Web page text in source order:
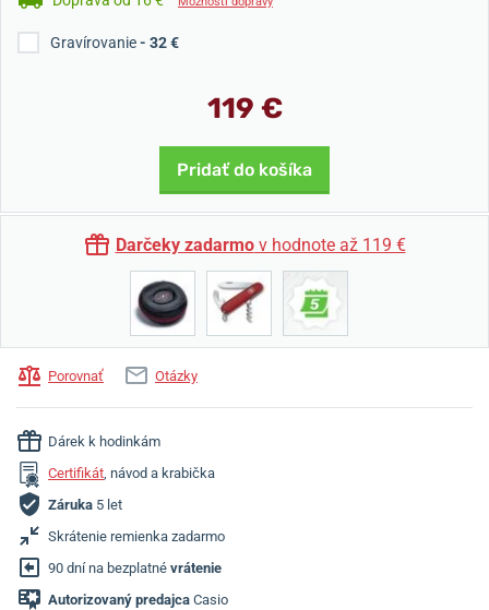
Gravírovanie- 32 €
119 €
Pridať do košíka
Darčeky zadarmov hodnote až 119 €
Porovnať Otázky
Dárek k hodinkám
Certifikát, návod a krabička
Záruka 5 let
Skrátenie remienka zadarmo
90 dní na bezplatné vrátenie
Autorizovaný predajca Casio